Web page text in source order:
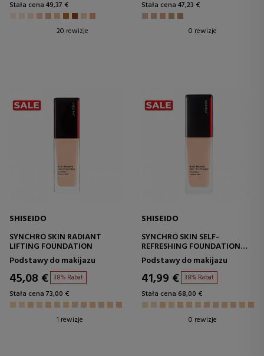
Stała cena 49,37 €
20 rewizje
Stała cena 47,23 €
0 rewizje
SHISEIDO
SYNCHRO SKIN RADIANT
LIFTING FOUNDATION
Podstawy do makijazu
45,08 € 38% Rabat
Stała cena 73,00 €
1 rewizje
SHISEIDO
SYNCHRO SKIN SELF-
REFRESHING FOUNDATION
FOND DE TEINT
Podstawy do makijazu
41,99 € 38% Rabat
Stała cena 68,00 €
0 rewizje